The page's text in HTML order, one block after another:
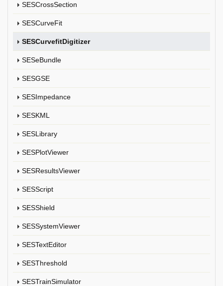
SESCrossSection
SESCurveFit
SESCurvefitDigitizer
SESeBundle
SESGSE
SESImpedance
SESKML
SESLibrary
SESPlotViewer
SESResultsViewer
SESScript
SESShield
SESSystemViewer
SESTextEditor
SESThreshold
SESTrainSimulator